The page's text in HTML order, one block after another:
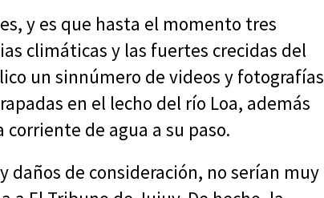
y es que hasta el momento tres
climáticas y las fuertes crecidas del
un sinnúmero de videos y fotografías
en el lecho del río Loa, además
de agua a su paso.
daños de consideración, no serían muy